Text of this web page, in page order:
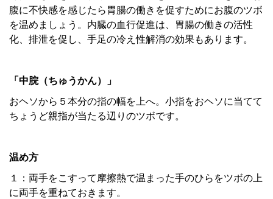
腹に不快感を感じたら胃腸の働きを促すためにお腹のツボ
を温めましょう。内臓の血行促進は、胃腸の働きの活性
化、排泄を促し、手足の冷え性解消の効果もあります。
「中脘（ちゅうかん）」
おヘソから５本分の指の幅を上へ。小指をおヘソに当てて
ちょうど親指が当たる辺りのツボです。
温め方
１：両手をこすって摩擦熱で温まった手のひらをツボの上
に両手を重ねておきます。